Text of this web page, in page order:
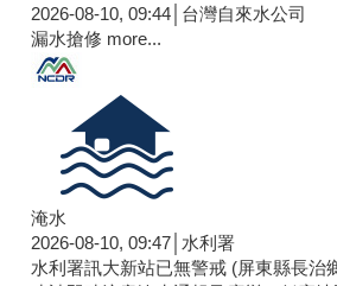
2026-08-10, 09:44│台灣自來水公司
漏水搶修 more...
淹水
2026-08-10, 09:47│水利署
水利署訊大新站已無警戒 (屏東縣長治